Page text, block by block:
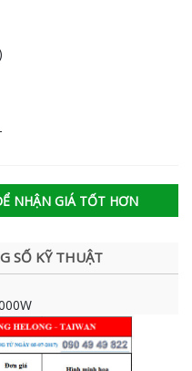
NHẬN GIÁ TỐT HƠN
SỐ KỸ THUẬT